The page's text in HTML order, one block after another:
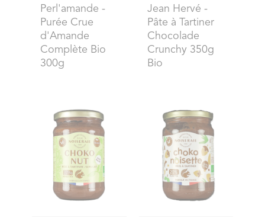
Perl'amande -
Purée Crue
d'Amande
Complète Bio
300g
Jean Hervé -
Pâte à Tartiner
Chocolade
Crunchy 350g
Bio